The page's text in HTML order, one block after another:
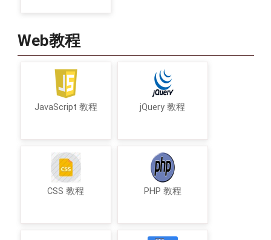
Web教程
JavaScript 教程 jQuery 教程
CSS 教程 PHP 教程